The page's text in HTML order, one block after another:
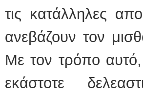
τις κατάλληλες
ανεβάζουν τον
Με τον τρόπο αυτό,
εκάστοτε